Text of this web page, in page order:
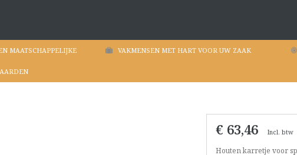
MAATSCHAPPELIJKE VAKMENSEN MET HART VOOR UW ZAAK
€ 63,46 Incl. btw
Houten karretje voor